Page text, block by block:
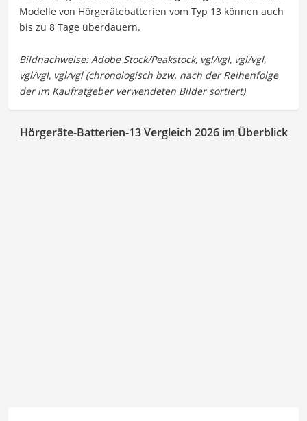
Modelle von Hörgerätebatterien vom Typ 13 können auch
bis zu 8 Tage überdauern.
Hörgeräte-Batterien-13 Vergleich 2026 im Überblick